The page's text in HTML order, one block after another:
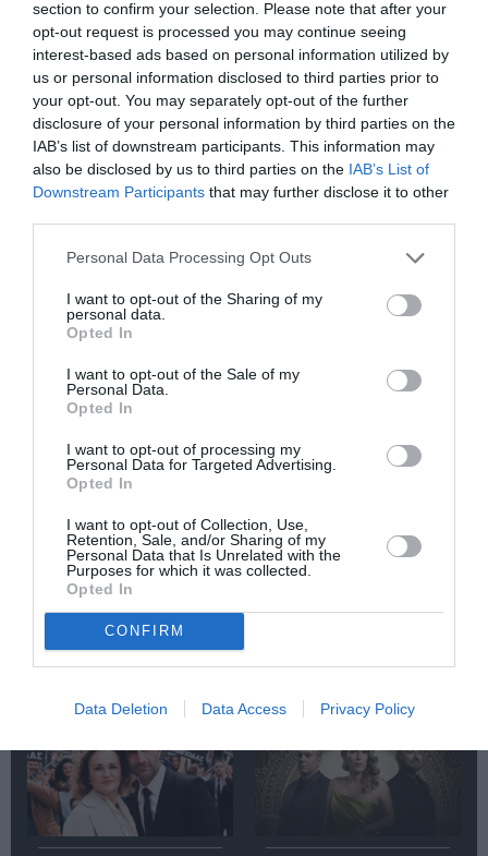
section to confirm your selection. Please note that after your
opt-out request is processed you may continue seeing
interest-based ads based on personal information utilized by
us or personal information disclosed to third parties prior to
your opt-out. You may separately opt-out of the further
disclosure of your personal information by third parties on the
IAB’s list of downstream participants. This information may
also be disclosed by us to third parties on the IAB’s List of
Downstream Participants that may further disclose it to other
Personal Data Processing Opt Outs
I want to opt-out of the Sharing of my
personal data.
Opted In
I want to opt-out of the Sale of my
Personal Data.
Opted In
I want to opt-out of processing my
Personal Data for Targeted Advertising.
Opted In
I want to opt-out of Collection, Use,
Retention, Sale, and/or Sharing of my
Personal Data that Is Unrelated with the
Purposes for which it was collected.
Opted In
CONFIRM
Data Deletion Data Access Privacy Policy
Σχετικά Άρθρα
Αύγουστος 2026 στο
σειρές και
πρεμιέρες που δεν
βρίσκεις πουθενά
αλλού!
Ο Γούντι Χάρελσον
βραβείο «Καρδιά
του Σαράγεβο» στο
32ο Φεστιβάλ
Κινηματογράφου
Ο παραχαράκτης:
Μια ταινία δράσης
αληθινή ιστορία
CineFIX #ΗΕΑΤ στην
εντυπωσιακές
θερινές προβολές
επιστρέφουν